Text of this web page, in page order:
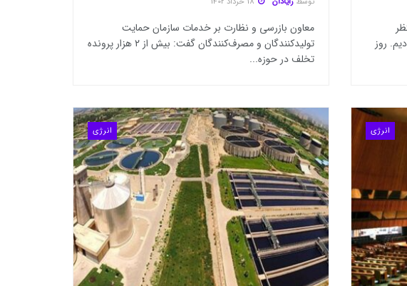
روز
معاون بازرسی و نظارت بر خدمات سازمان حمایت
تولید‌کنندگان و مصرف‌کنندگان گفت: بیش از ۲ هزار پرونده
تخلف در حوزه...
انرژی انرژی